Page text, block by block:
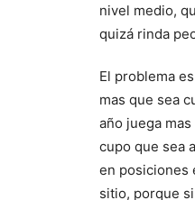
nivel medio,
quizá rinda
El problema
mas que sea
año juega
cupo que sea
en posiciones
sitio, porque